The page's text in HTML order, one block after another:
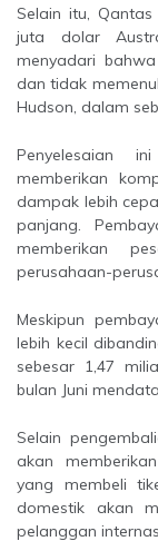
Selain itu, Qantas juga akan membayar denda sebesar 100
juta dolar
menyadari
dan tidak
Hudson, dalam
Penyelesaian ini juga memungkinkan Qantas untuk
memberikan
dampak lebih
panjang.
memberikan
perusahaan-
Meskipun pembayaran denda ini besar, namun masih jauh
lebih kecil
sebesar 1,47
bulan Juni
Selain pengembalian uang kepada pelanggan, Qantas juga
akan
yang membeli
domestik akan
pelanggan